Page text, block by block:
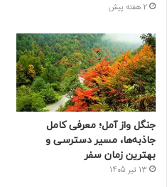
2 هفته پیش
جنگل واز آمل؛ معرفی کامل
جاذبه‌ها، مسیر دسترسی و
بهترین زمان سفر
13 تیر 1405